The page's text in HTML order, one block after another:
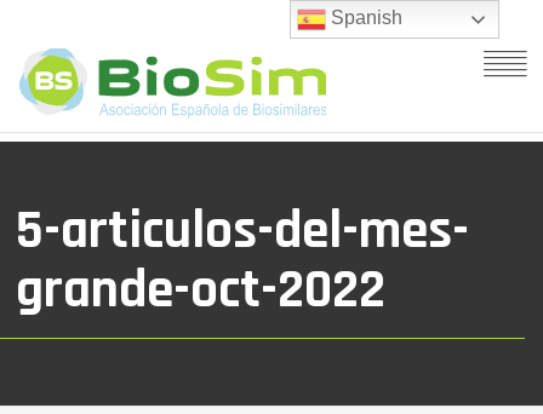
5-articulos-del-mes-
grande-oct-2022
Spanish